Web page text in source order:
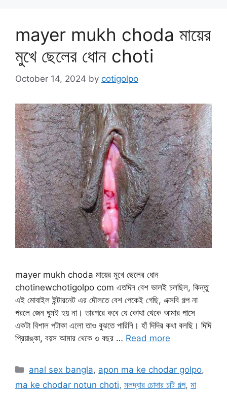
mayer mukh choda মায়ের
মুখে ছেলের ধোন choti
October 14, 2024 by cotigolpo
mayer mukh choda মায়ের মুখে ছেলের ধোন
chotinewchotigolpo com এতদিন বেশ ভালই চলছিল, কিন্তু
এই মোবাইল ইন্টারনেট এর দৌলতে বেশ পেকেই গেছি, এক্সবি গল্প না
পরলে জেন ঘুমই হয় না। তারপরে কবে যে কোথা থেকে আমার পাসে
একটা বিশাল পটাকা এলো তাও বুঝতে পারিনি। হাঁ দিদির কথা বলছি। দিদি
প্রিয়াঙ্কা, বয়স আমার থেকে ৩ বছর … Read more
Categories
anal sex bangla, apon ma ke chodar golpo,
ma ke chodar notun choti, মলদ্বার চোদার চটি গল্প, মা